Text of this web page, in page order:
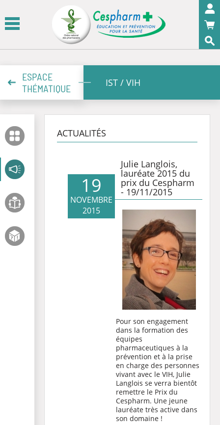
OK
ESPACE
THÉMATIQUE
IST / VIH
ACTUALITÉS
Julie Langlois,
lauréate 2015 du
prix du Cespharm
- 19/11/2015
19
NOVEMBRE
2015
Pour son engagement
dans la formation des
équipes
pharmaceutiques à la
prévention et à la prise
en charge des personnes
vivant avec le VIH, Julie
Langlois se verra bientôt
remettre le Prix du
Cespharm. Une jeune
lauréate très active dans
son domaine !